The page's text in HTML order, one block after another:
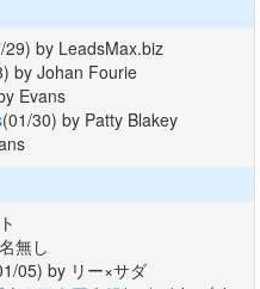
29) by LeadsMax.biz
by Johan Fourie
Evans
(01/30) by Patty Blakey
無し
05) by リー×サダ